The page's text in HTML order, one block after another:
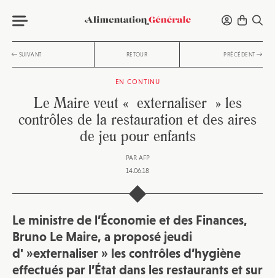
SUIVANT RETOUR PRÉCÉDENT
EN CONTINU
Le Maire veut « externaliser » les
contrôles de la restauration et des aires
de jeu pour enfants
PAR AFP
14.06.18
Le ministre de l’Économie et des Finances,
Bruno Le Maire, a proposé jeudi
d' »externaliser » les contrôles d’hygiène
effectués par l’État dans les restaurants et sur